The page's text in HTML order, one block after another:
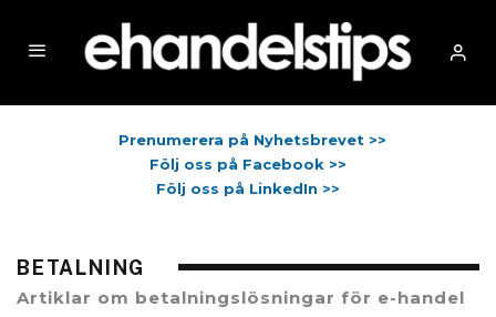
Prenumerera på Nyhetsbrevet >>
Följ oss på Facebook >>
Följ oss på LinkedIn >>
BETALNING
Artiklar om betalningslösningar för e-handel